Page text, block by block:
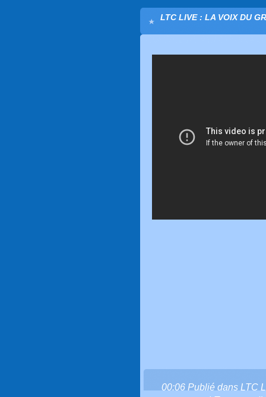
LTC LIVE : LA VOIX DU
00:06 Publié dans LTC